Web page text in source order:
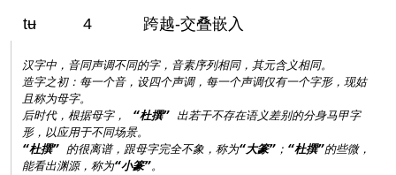
tʉ
4 跨越-交叠嵌入
汉字中，音同声调不同的字，音素序列相同，其元含义相同。
造字之初：每一个音，设四个声调，每一个声调仅有一个字形，现姑
且称为母字。
后时代，根据母字， “杜撰” 出若干不存在语义差别的分身马甲字
“杜撰” 的很离谱，跟母字完全不象，称为“大篆”； “杜撰”的些微，
能看出渊源，称为“小篆”